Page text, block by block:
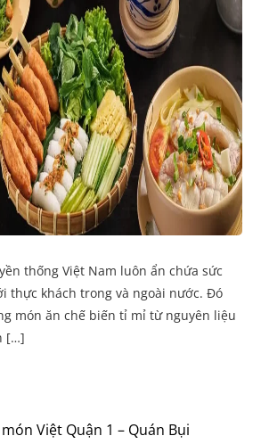
thống Việt Nam luôn ẩn chứa sức
thực khách trong và ngoài nước. Đó
món ăn chế biến tỉ mỉ từ nguyên liệu
[…]
Việt Quận 1 – Quán Bụi